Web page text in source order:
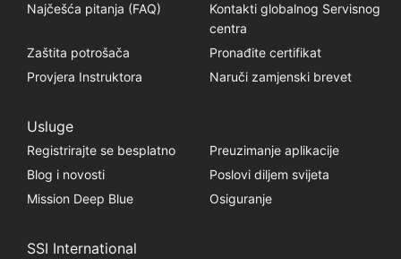
Najčešća pitanja (FAQ)
Kontakti globalnog Servisnog
centra
Zaštita potrošača
Pronađite certifikat
Provjera Instruktora
Naruči zamjenski brevet
Usluge
Registrirajte se besplatno
Preuzimanje aplikacije
Blog i novosti
Poslovi diljem svijeta
Mission Deep Blue
Osiguranje
SSI International